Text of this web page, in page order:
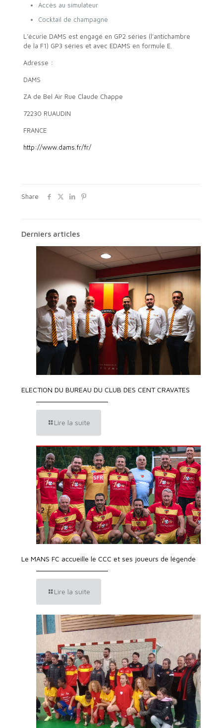
Accès au simulateur
Cocktail de champagne
L’écurie DAMS est engagé en GP2 séries (l’antichambre
de la F1) GP3 séries et avec EDAMS en formule E.
Adresse :
DAMS
ZA de Bel Air Rue Claude Chappe
72230 RUAUDIN
FRANCE
http://www.dams.fr/fr/
Share
Derniers articles
ELECTION DU BUREAU DU CLUB DES CENT CRAVATES
Lire la suite
Le MANS FC accueille le CCC et ses joueurs de légende
Lire la suite